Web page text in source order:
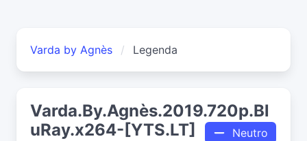
Varda by Agnès Legenda
Varda.By.Agnès.2019.720p.Bl
uRay.x264-[YTS.LT]
Neutro